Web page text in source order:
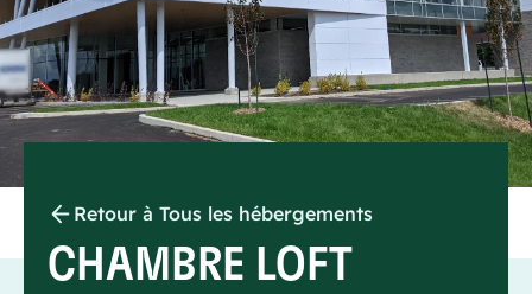
Retour à Tous les hébergements
CHAMBRE LOFT